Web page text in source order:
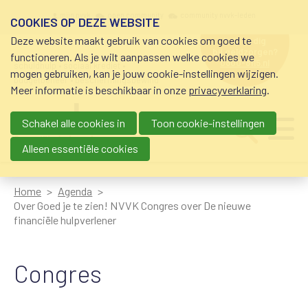
schuldhulp • sociaal krediet •
budgetbeheer • beschermingsbewind
hulp nodig
bij geldzorgen?
0800-8115.nl
Main navigation
Home
Agenda
Over Goed je te zien! NVVK Congres over De nieuwe
financiële hulpverlener
Congres
COOKIES OP DEZE WEBSITE
Deze website maakt gebruik van cookies om goed te
functioneren. Als je wilt aanpassen welke cookies we
mogen gebruiken, kan je jouw cookie-instellingen wijzigen.
Meer informatie is beschikbaar in onze privacyverklaring.
Schakel alle cookies in
Toon cookie-instellingen
Alleen essentiële cookies